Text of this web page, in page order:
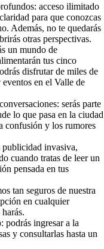
acceso ilimitado
para que conozcas
Además, no te quedarás
otras perspectivas.
un mundo de
tus cinco
disfrutar de miles de
en el Valle de
serás parte
lo que pasa en la ciudad
confusión y los rumores
publicidad invasiva,
cuando tratas de leer un
pensada en tus
tan seguros de nuestra
en cualquier
podrás ingresar a la
y consultarlas hasta un